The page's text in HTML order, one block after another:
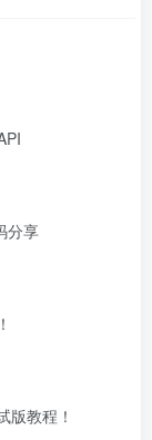
分享
版教程！